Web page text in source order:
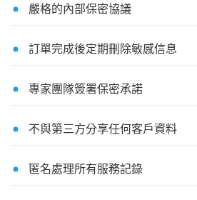
嚴格的內部保密協議
訂單完成後定期刪除敏感信息
專家團隊簽署保密承諾
不與第三方分享任何客戶資料
匿名處理所有服務記錄